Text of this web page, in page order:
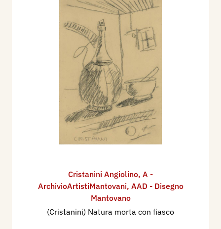
Cristanini Angiolino, A -
ArchivioArtistiMantovani, AAD - Disegno
Mantovano
(Cristanini) Natura morta con fiasco